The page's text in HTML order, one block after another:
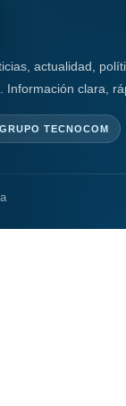
actualidad,
Información clara,
TECNOCOM